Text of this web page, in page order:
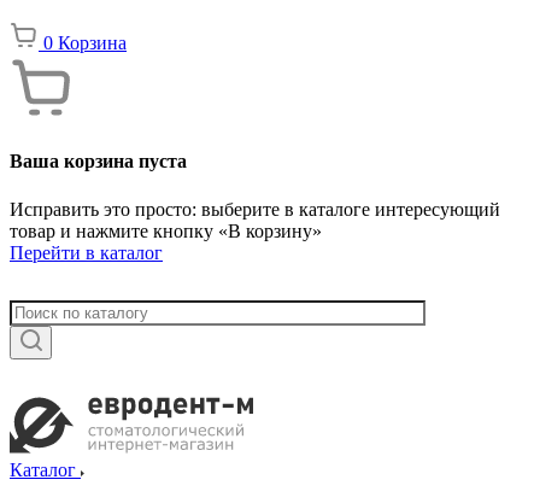
0 Корзина
Ваша корзина пуста
Исправить это просто: выберите в каталоге интересующий
товар и нажмите кнопку «В корзину»
Перейти в каталог
Каталог